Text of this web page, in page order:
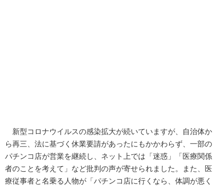
新型コロナウイルスの感染拡大が続いていますが、自治体か
ら再三、法に基づく休業要請があったにもかかわらず、一部の
パチンコ店が営業を継続し、ネット上では「迷惑」「医療関係
者のことを考えて」など批判の声が寄せられました。また、医
療従事者と名乗る人物が「パチンコ店に行くなら、体調が悪く